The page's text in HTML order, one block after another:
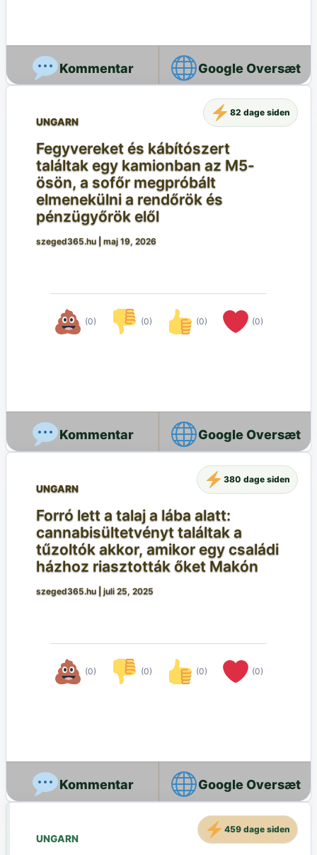
Google Oversæt
UNGARN
Fegyvereket és kábítószert
találtak egy kamionban az M5-
ösön, a sofőr megpróbált
elmenekülni a rendőrök és
pénzügyőrök elől
szeged365.hu maj 19, 2026
(0) (0) (0) (0)
82 dage siden
Google Oversæt
UNGARN
Forró lett a talaj a lába alatt:
cannabisültetvényt találtak a
tűzoltók akkor, amikor egy családi
házhoz riasztották őket Makón
szeged365.hu juli 25, 2025
(0) (0) (0) (0)
380 dage siden
Google Oversæt
UNGARN
459 dage siden